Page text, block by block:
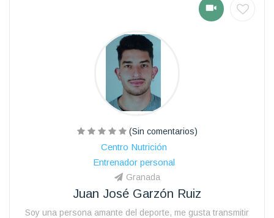
(Sin comentarios)
Centro Nutrición
Entrenador personal
Granada
Juan José Garzón Ruiz
Soy una persona amante del deporte, me gusta transmitir